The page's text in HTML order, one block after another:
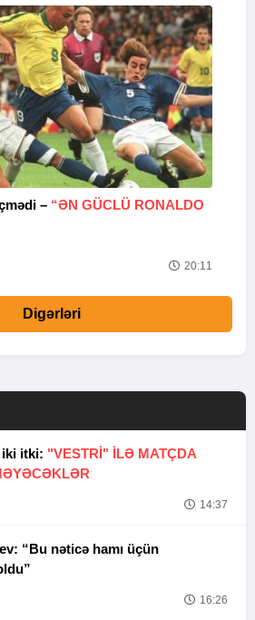
– “ƏN GÜCLÜ RONALDO
20:11
Digərləri
iki itki: "VESTRİ" İLƏ MATÇDA
14:37
“Bu nəticə hamı üçün
16:26